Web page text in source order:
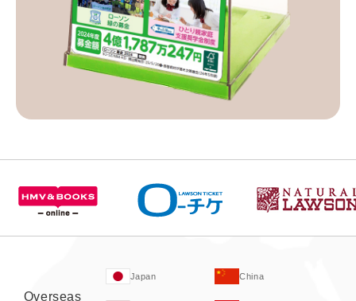
Overseas
Japan China